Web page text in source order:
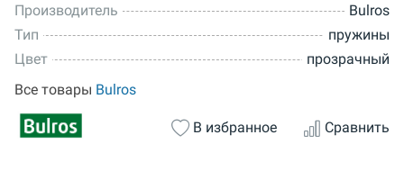
Производитель
Bulros
Тип
пружины
Цвет
прозрачный
Все товары Bulros
В избранное Сравнить